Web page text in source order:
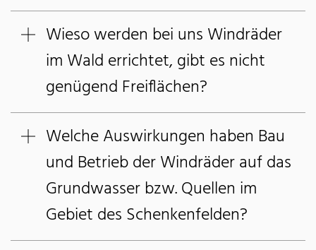
Wieso werden bei uns Windräder
im Wald errichtet, gibt es nicht
genügend Freiflächen?
Welche Auswirkungen haben Bau
und Betrieb der Windräder auf das
Grundwasser bzw. Quellen im
Gebiet des Schenkenfelden?